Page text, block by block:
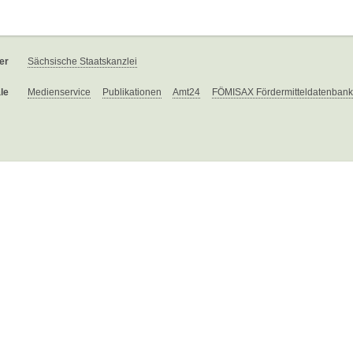
Sächsische Staatskanzlei
Medienservice Publikationen Amt24 FÖMISAX Fördermitteldatenbank